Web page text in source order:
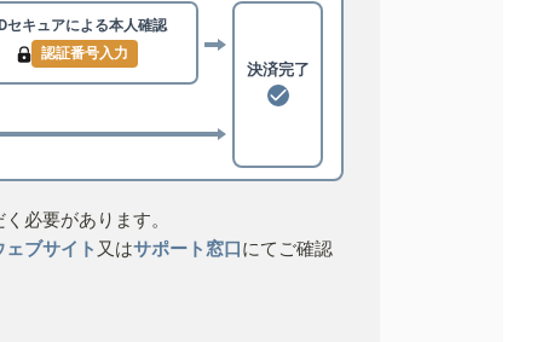
セキュアによる本人確認
認証番号入力
決済完了
必要があります。
ブサイト 又はサポート窓口にてご確認